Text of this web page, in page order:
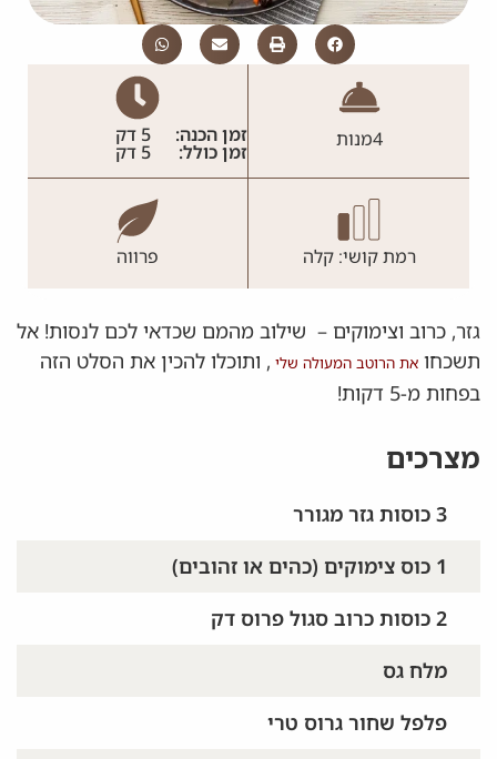
4מנות זמן הכנה: 5 דק
זמן כולל: 5 דק
רמת קושי: קלה פרווה
גזר, כרוב וצימוקים – שילוב מהמם שכדאי לכם לנסות! אל
תשכחו את הרוטב המעולה שלי , ותוכלו להכין את הסלט הזה
בפחות מ-5 דקות!
מצרכים
3 כוסות גזר מגורר
1 כוס צימוקים (כהים או זהובים)
2 כוסות כרוב סגול פרוס דק
מלח גס
פלפל שחור גרוס טרי